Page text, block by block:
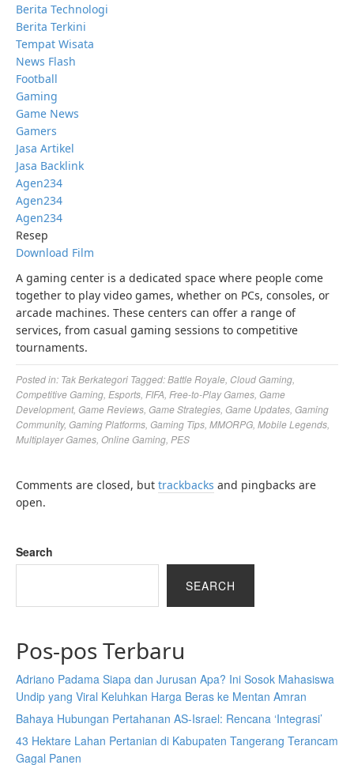
Berita Technologi
Berita Terkini
Tempat Wisata
News Flash
Football
Gaming
Game News
Gamers
Jasa Artikel
Jasa Backlink
Agen234
Agen234
Agen234
Resep
Download Film
A gaming center is a dedicated space where people come
together to play video games, whether on PCs, consoles, or
arcade machines. These centers can offer a range of
services, from casual gaming sessions to competitive
tournaments.
Posted in: Tak Berkategori Tagged:Battle Royale Cloud Gaming
Competitive Gaming Esports FIFA Free-to-Play Games Game
Development, Game Reviews Game Strategies Game Updates Gaming
Community, Gaming Platforms Gaming Tips MMORPG Mobile Legends
Multiplayer Games Online Gaming PES
Comments are closed, but trackbacks and pingbacks are
open.
Search
SEARCH
Pos-pos Terbaru
Adriano Padama Siapa dan Jurusan Apa? Ini Sosok Mahasiswa
Undip yang Viral Keluhkan Harga Beras ke Mentan Amran
Bahaya Hubungan Pertahanan AS-Israel: Rencana ‘Integrasi’
43 Hektare Lahan Pertanian di Kabupaten Tangerang Terancam
Gagal Panen